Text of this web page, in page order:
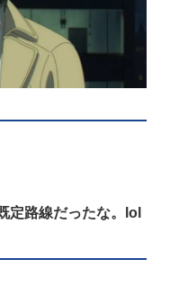
定路線だったな。lol